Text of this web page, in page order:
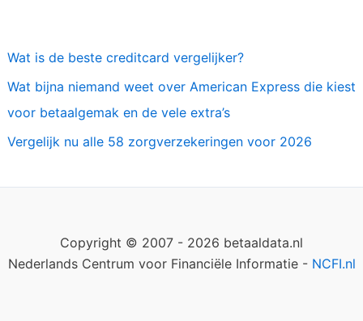
Wat is de beste creditcard vergelijker?
Wat bijna niemand weet over American Express die kiest
voor betaalgemak en de vele extra’s
Vergelijk nu alle 58 zorgverzekeringen voor 2026
Copyright © 2007 - 2026 betaaldata.nl
Nederlands Centrum voor Financiële Informatie - NCFI.nl